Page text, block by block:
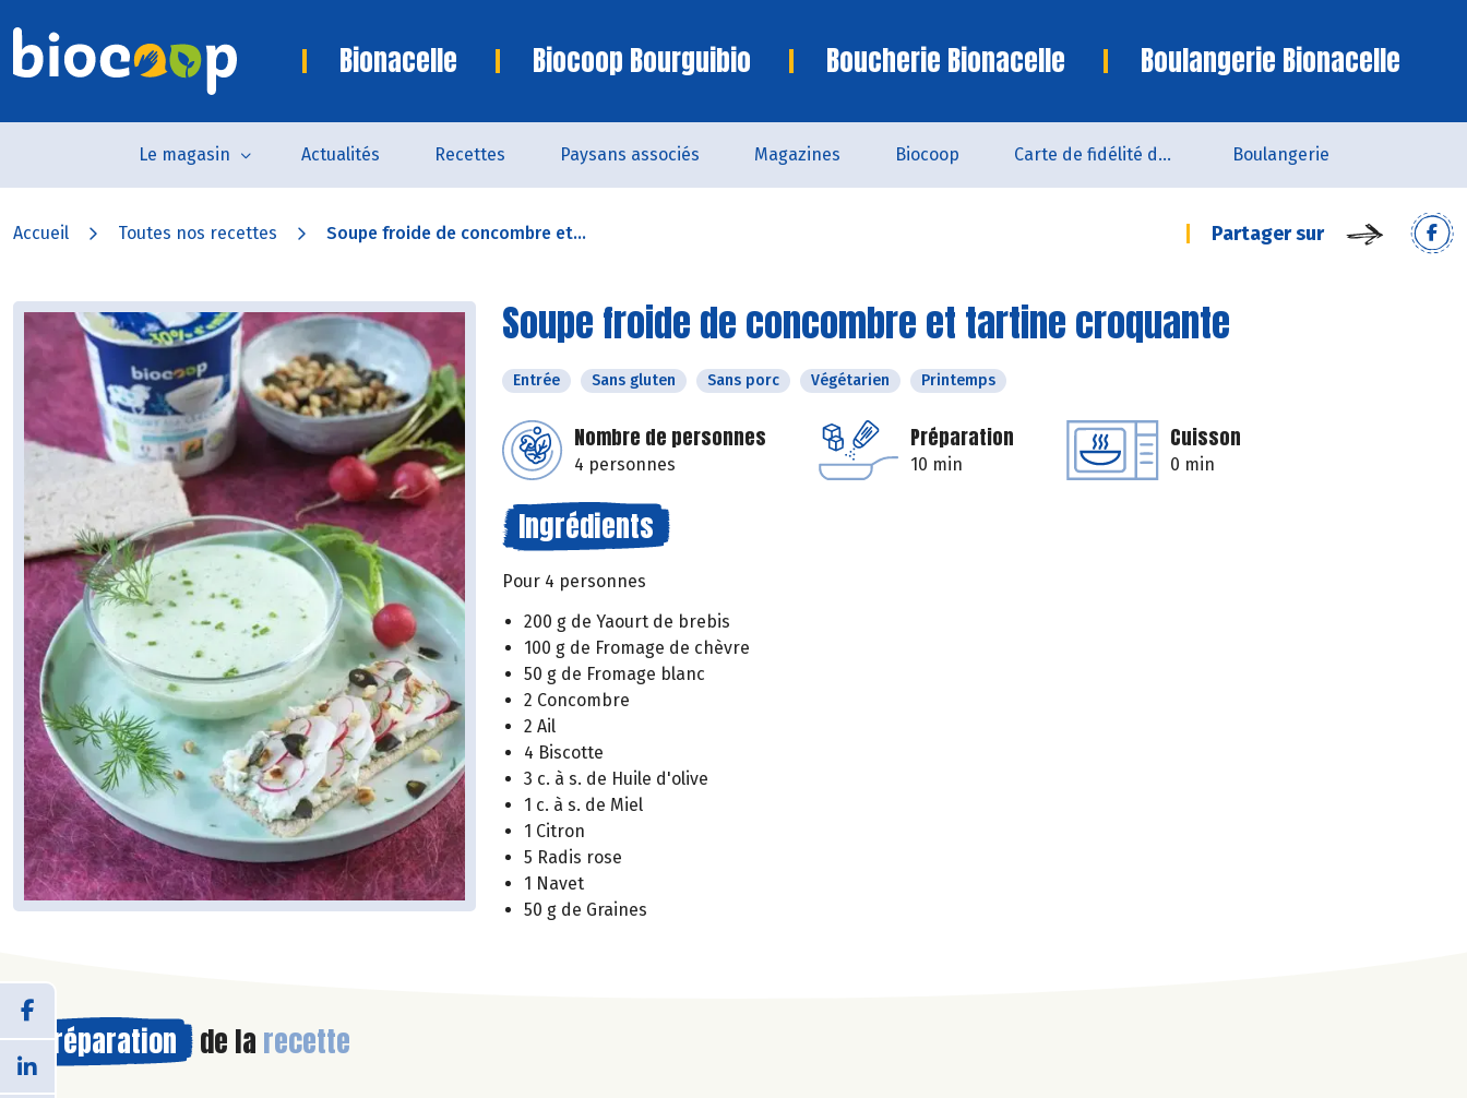
Bionacelle Biocoop Bourguibio Boucherie Bionacelle Boulangerie Bionacelle
Le magasin Actualités Recettes Paysans associés Magazines Biocoop Carte de fidélité du magasin Boulangerie
Accueil Toutes nos recettes Soupe froide de concombre et... Partager sur
Soupe froide de concombre et tartine croquante
Entrée Sans gluten Sans porc Végétarien Printemps
Nombre de personnes
4 personnes
Préparation
10 min
Cuisson
0 min
Ingrédients
Pour 4 personnes
200 g de Yaourt de brebis
100 g de Fromage de chèvre
50 g de Fromage blanc
2 Concombre
2 Ail
4 Biscotte
3 c. à s. de Huile d'olive
1 c. à s. de Miel
1 Citron
5 Radis rose
1 Navet
50 g de Graines
Préparation de la recette